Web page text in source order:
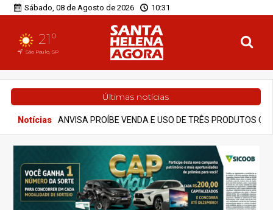
Sábado, 08 de Agosto de 2026 10:31
21°
São Paulo, SP
Últimas notícias
DE TRÊS PRODUTOS QUE PROMETIAM EMAGRECIMENTO